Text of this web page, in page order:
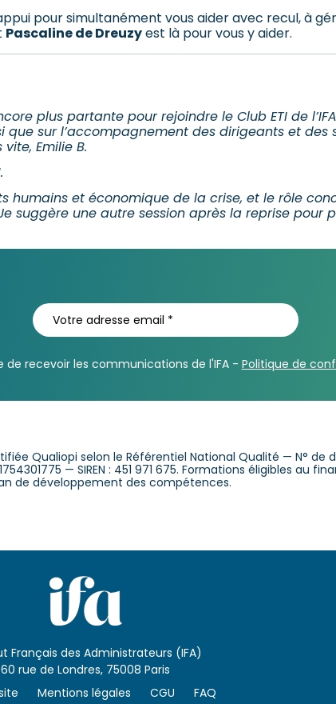
pour simultanément vous aider avec recul, à
Pascaline de Dreuzyest là pour vous y aider.
plus partante pour rejoindre le Club ETI de
sur l’accompagnement des dirigeants et des
Emilie B.
et économique de la crise, et le rôle
une autre session après la reprise pour
recevoir les communications de l'IFA - Politique de
Qualiopi selon le Référentiel National Qualité — N° de
— SIREN : 451 971 675. Formations éligibles au
de développement des compétences.
Français des Administrateurs (IFA)
60 rue de Londres, 75008 Paris
Mentions légales CGU FAQ